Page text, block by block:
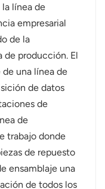
línea de
empresarial
de la
de producción. El
una línea de
de datos
de
de
trabajo donde
de repuesto
ensamblaje una
de todos los